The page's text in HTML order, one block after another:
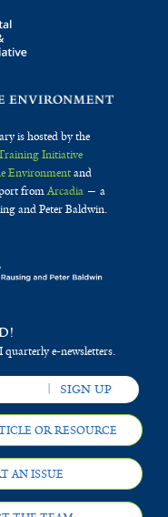
is hosted by the
Initiative
Environmentand
fromArcadia— a
and Peter Baldwin.
quarterly e-newsletters.
OR RESOURCE
AN ISSUE